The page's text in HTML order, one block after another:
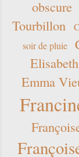
obscure
Tourbillon
soir de pluie
Emma